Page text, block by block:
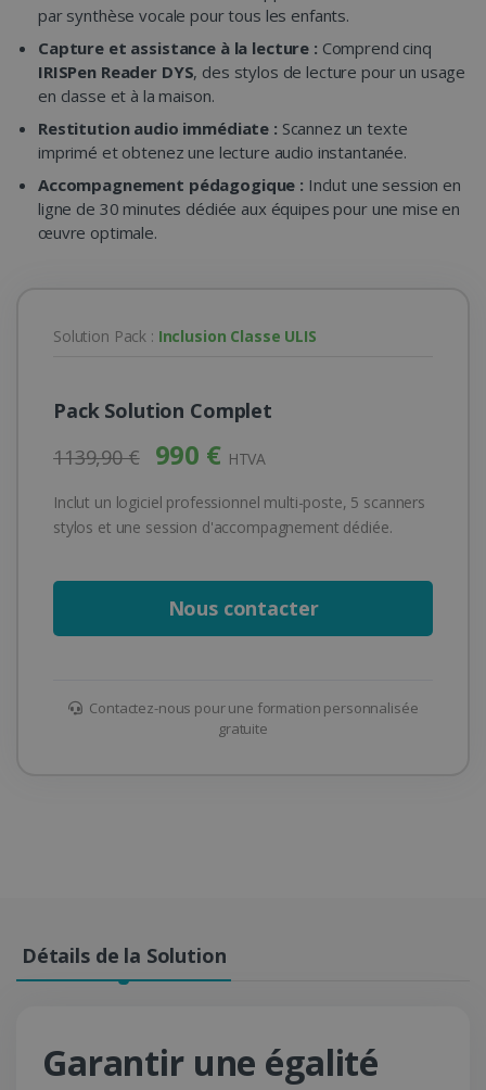
par synthèse vocale pour tous les enfants.
Capture et assistance à la lecture : Comprend cinq
IRISPen Reader DYS, des stylos de lecture pour un usage
en classe et à la maison.
Restitution audio immédiate : Scannez un texte
imprimé et obtenez une lecture audio instantanée.
Accompagnement pédagogique : Inclut une session en
ligne de 30 minutes dédiée aux équipes pour une mise en
œuvre optimale.
Solution Pack : Inclusion Classe ULIS
Pack Solution Complet
1139,90 €
990 € HTVA
Inclut un logiciel professionnel multi-poste, 5 scanners
stylos et une session d'accompagnement dédiée.
Nous contacter
Contactez-nous pour une formation personnalisée
gratuite
Détails de la Solution
Garantir une égalité